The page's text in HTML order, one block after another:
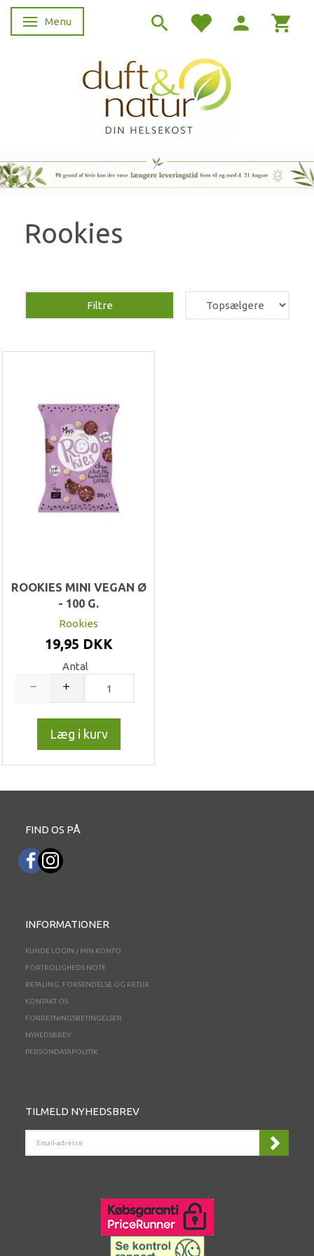
Skifte navigation
Menu
Rookies
Filtre
ROOKIES MINI VEGAN Ø
- 100 G.
Rookies
19,95 DKK
Antal
Læg i kurv
FIND OS PÅ
INFORMATIONER
KUNDE LOGIN / MIN KONTO
FORTROLIGHEDS NOTE
BETALING, FORSENDELSE OG RETUR
KONTAKT OS
FORRETNINGSBETINGELSER
NYHEDSBREV
PERSONDATAPOLITIK
TILMELD NYHEDSBREV
ADRESSE